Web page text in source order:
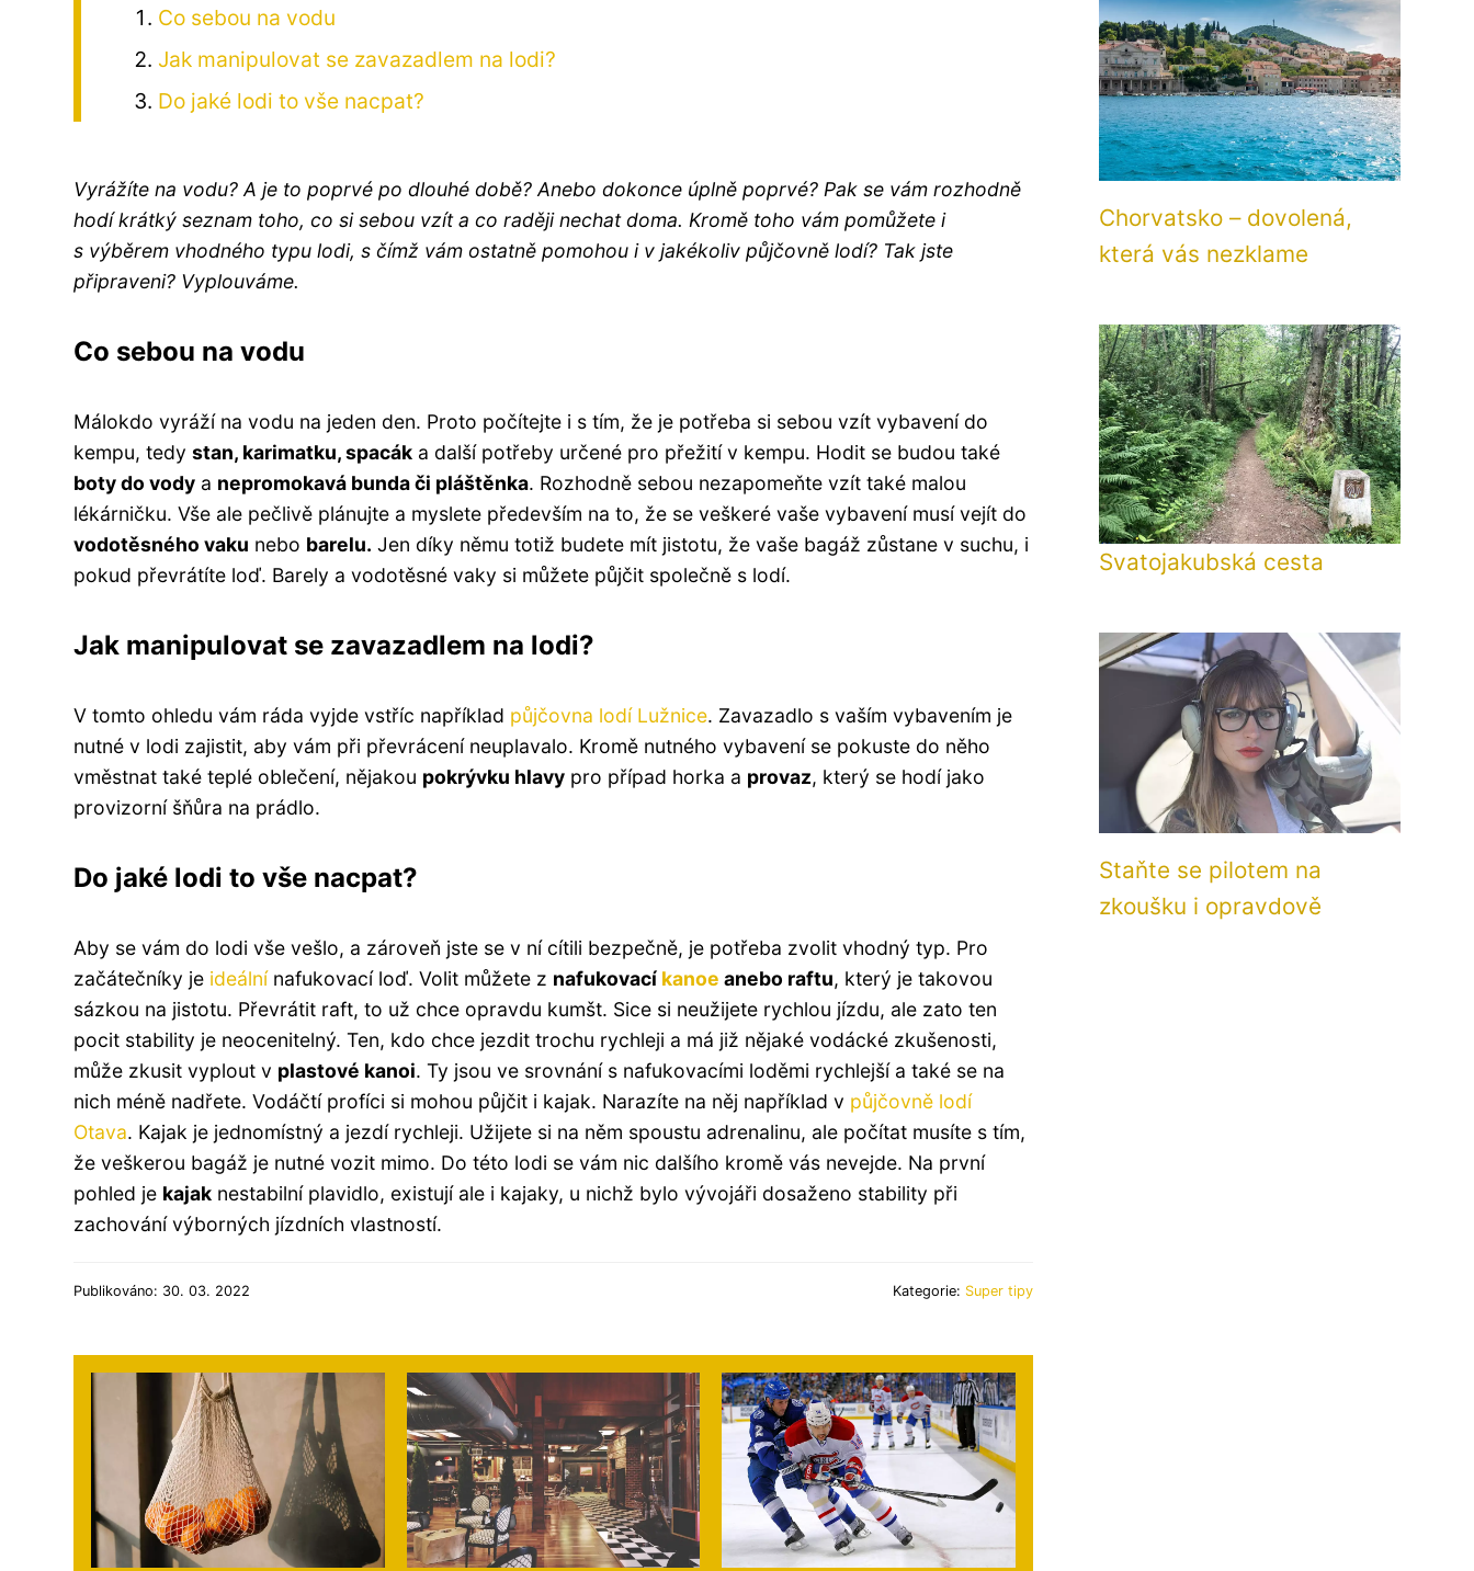
Co sebou na vodu
Jak manipulovat se zavazadlem na lodi?
Do jaké lodi to vše nacpat?
Vyrážíte na vodu? A je to poprvé po dlouhé době? Anebo dokonce úplně poprvé? Pak se vám rozhodně
hodí krátký seznam toho, co si sebou vzít a co raději nechat doma. Kromě toho vám pomůžete i
s výběrem vhodného typu lodi, s čímž vám ostatně pomohou i v jakékoliv půjčovně lodí? Tak jste
připraveni? Vyplouváme.
Co sebou na vodu
Málokdo vyráží na vodu na jeden den. Proto počítejte i s tím, že je potřeba si sebou vzít vybavení do
kempu, tedy stan, karimatku, spacák a další potřeby určené pro přežití v kempu. Hodit se budou také
boty do vody a nepromokavá bunda či pláštěnka. Rozhodně sebou nezapomeňte vzít také malou
lékárničku. Vše ale pečlivě plánujte a myslete především na to, že se veškeré vaše vybavení musí vejít do
vodotěsného vaku nebo barelu. Jen díky němu totiž budete mít jistotu, že vaše bagáž zůstane v suchu, i
pokud převrátíte loď. Barely a vodotěsné vaky si můžete půjčit společně s lodí.
Jak manipulovat se zavazadlem na lodi?
V tomto ohledu vám ráda vyjde vstříc například půjčovna lodí Lužnice. Zavazadlo s vaším vybavením je
nutné v lodi zajistit, aby vám při převrácení neuplavalo. Kromě nutného vybavení se pokuste do něho
vměstnat také teplé oblečení, nějakou pokrývku hlavy pro případ horka a provaz, který se hodí jako
provizorní šňůra na prádlo.
Do jaké lodi to vše nacpat?
Aby se vám do lodi vše vešlo, a zároveň jste se v ní cítili bezpečně, je potřeba zvolit vhodný typ. Pro
začátečníky je ideálnínafukovací loď. Volit můžete z nafukovací kanoe anebo raftu, který je takovou
sázkou na jistotu. Převrátit raft, to už chce opravdu kumšt. Sice si neužijete rychlou jízdu, ale zato ten
pocit stability je neocenitelný. Ten, kdo chce jezdit trochu rychleji a má již nějaké vodácké zkušenosti,
může zkusit vyplout v plastové kanoi. Ty jsou ve srovnání s nafukovacími loděmi rychlejší a také se na
nich méně nadřete. Vodáčtí profíci si mohou půjčit i kajak. Narazíte na něj například v půjčovně lodí
Otava. Kajak je jednomístný a jezdí rychleji. Užijete si na něm spoustu adrenalinu, ale počítat musíte s tím,
že veškerou bagáž je nutné vozit mimo. Do této lodi se vám nic dalšího kromě vás nevejde. Na první
pohled je kajak nestabilní plavidlo, existují ale i kajaky, u nichž bylo vývojáři dosaženo stability při
zachování výborných jízdních vlastností.
Publikováno: 30. 03. 2022 Kategorie: Super tipy
Chorvatsko – dovolená,
která vás nezklame
Svatojakubská cesta
Staňte se pilotem na
zkoušku i opravdově